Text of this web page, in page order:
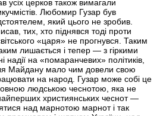
усіх церков також вимагали
Любомир Гузар був
який цього не зробив.
тих, хто піднявся тоді проти
«царя» не прогнувся. Таким
лишається і тепер — з гіркими
на «помаранчевих» політиків,
Майдану мало чим довели свою
на народ. Гузар може собі це
людською чеснотою, яка не
християнських чеснот —
над марнотою марнот і так